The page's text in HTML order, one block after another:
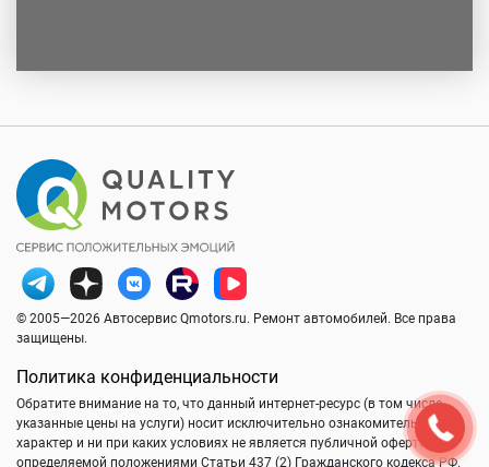
© 2005—2026 Автосервис Qmotors.ru. Ремонт автомобилей. Все права
защищены.
Политика конфиденциальности
Обратите внимание на то, что данный интернет-ресурс (в том числе
указанные цены на услуги) носит исключительно ознакомительный
характер и ни при каких условиях не является публичной офертой,
определяемой положениями Статьи 437 (2) Гражданского кодекса РФ.